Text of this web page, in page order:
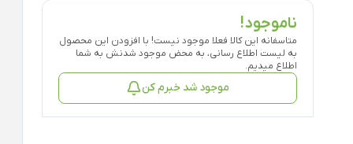
ناموجود!
متاسفانه این کالا فعلا موجود نیست! با افزودن این محصول
به لیست اطلاع رسانی، به محض موجود شدنش به شما
اطلاع میدیم.
موجود شد خبرم کن